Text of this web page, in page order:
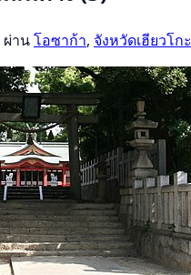
ผ่านโอซาก้า, จังหวัดเฮียวโกะ